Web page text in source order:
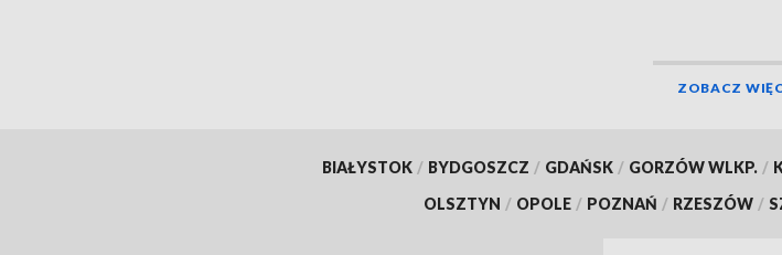
ZOBACZ
BIAŁYSTOK / BYDGOSZCZ / GDAŃSK / GORZÓW WLKP. /
OLSZTYN / OPOLE / POZNAŃ / RZESZÓW /